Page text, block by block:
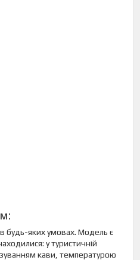
будь-яких умовах. Модель є
у туристичній
кави, температурою